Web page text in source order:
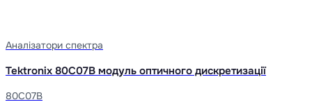
Аналізатори спектра
Tektronix 80C07B модуль оптичного дискретизації
80C07B